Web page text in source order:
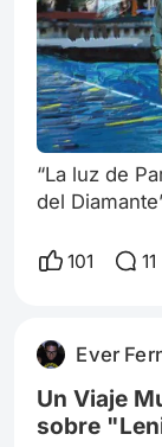
“La luz de
del
la vida
escape, no
una
Esta
101 11
Ever
Un Viaje
sobre